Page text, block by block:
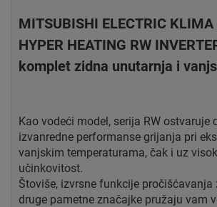
MITSUBISHI ELECTRIC
HYPER HEATING RW
komplet zidna unutarnja i
Kao vodeći model, serija RW ostvaruje
izvanredne performanse grijanja pri
vanjskim temperaturama, čak i uz
učinkovitost.
Štoviše, izvrsne funkcije pročišćavanja
druge pametne značajke pružaju vam